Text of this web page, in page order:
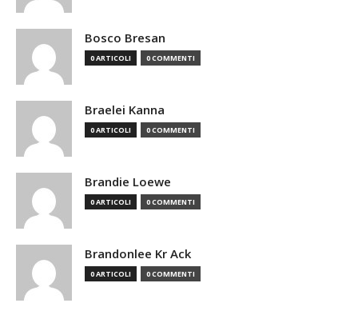
Bosco Bresan
0 ARTICOLI 0 COMMENTI
Braelei Kanna
0 ARTICOLI 0 COMMENTI
Brandie Loewe
0 ARTICOLI 0 COMMENTI
Brandonlee Kr Ack
0 ARTICOLI 0 COMMENTI